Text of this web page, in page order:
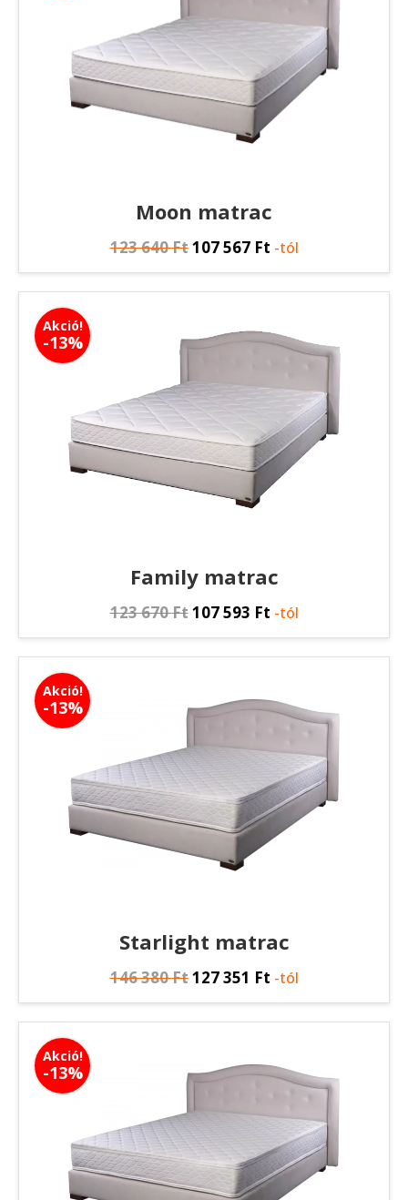
Moon matrac
123 640Ft107 567 Ft -tól
Akció!
-13%
Family matrac
123 670Ft107 593 Ft -tól
Akció!
-13%
Starlight matrac
146 380Ft127 351 Ft -tól
Akció!
-13%